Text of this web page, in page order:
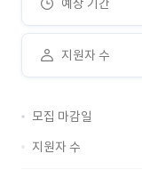
예상 기간
지원자 수
모집 마감일
지원자 수